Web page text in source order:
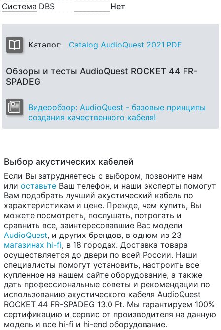
Система DBS
Нет
Каталог: Catalog AudioQuest 2021.PDF
Обзоры и тесты AudioQuest ROCKET 44 FR-
SPADEG
Видеообзор: AudioQuest - базовые принципы
создания качественного кабеля!
Выбор акустических кабелей
Если Вы затрудняетесь с выбором, позвоните нам
или оставьте Ваш телефон, и наши эксперты помогут
Вам подобрать лучший акустический кабель по
характеристикам и цене. Прежде, чем купить, Вы
можете посмотреть, послушать, потрогать и
сравнить все, заинтересовавшие Вас модели
AudioQuest, и других брендов, в одном из 23
магазинах hi-fi, в 18 городах. Доставка товара
осуществляется до двери по всей России. Наши
специалисты помогут установить, настроить все
купленное на нашем сайте оборудование, а также
дать профессиональные советы и рекомендации по
использованию акустического кабеля AudioQuest
ROCKET 44 FR-SPADEG 13.0 Ft. Мы гарантируем 100%
сертификацию и сервис от производителя на данную
модель и все hi-fi и hi-end оборудование.